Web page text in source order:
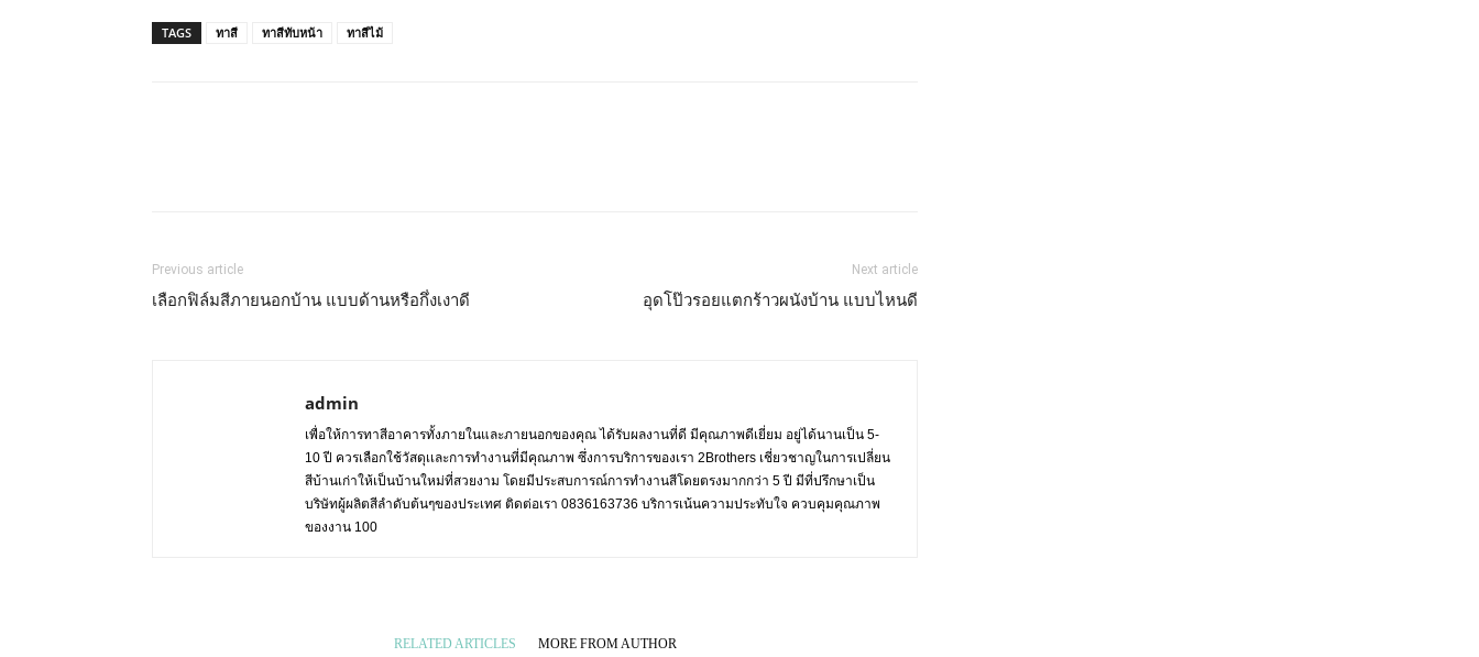
TAGS ทาสี ทาสีทับหน้า ทาสีไม้
Previous article
เลือกฟิล์มสีภายนอกบ้าน แบบด้านหรือกึ่งเงาดี
Next article
อุดโป๊วรอยแตกร้าวผนังบ้าน แบบไหนดี
admin
เพื่อให้การทาสีอาคารทั้งภายในและภายนอกของคุณ ได้รับผลงานที่ดี มีคุณภาพดีเยี่ยม อยู่ได้นานเป็น 5-
10 ปี ควรเลือกใช้วัสดุเเละการทำงานที่มีคุณภาพ ซึ่งการบริการของเรา 2Brothers เชี่ยวชาญในการเปลี่ยน
สีบ้านเก่าให้เป็นบ้านใหม่ที่สวยงาม โดยมีประสบการณ์การทำงานสีโดยตรงมากกว่า 5 ปี มีที่ปรึกษาเป็น
บริษัทผู้ผลิตสีลำดับต้นๆของประเทศ ติดต่อเรา 0836163736 บริการเน้นความประทับใจ ควบคุมคุณภาพ
ของงาน 100
RELATED ARTICLES MORE FROM AUTHOR